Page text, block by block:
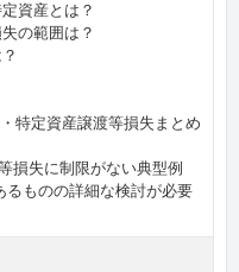
資産とは？
の範囲は？
定資産譲渡等損失まとめ
失に制限がない典型例
ものの詳細な検討が必要